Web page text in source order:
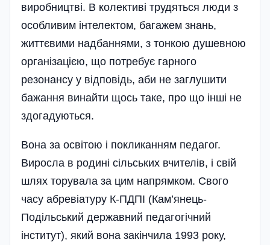
виробництві. В колективі трудяться люди з
особливим інтелектом, багажем знань,
життєвими надбаннями, з тонкою душевною
організацією, що потребує гарного
резонансу у відповідь, аби не заглушити
бажання винайти щось таке, про що інші не
здогадуються.
Вона за освітою і покликанням педагог.
Виросла в родині сільських вчителів, і свій
шлях торувала за цим напрямком. Свого
часу абревіатуру К-ПДПІ (Кам’янець-
Подільський державний педагогічний
інститут), який вона закінчила 1993 року,